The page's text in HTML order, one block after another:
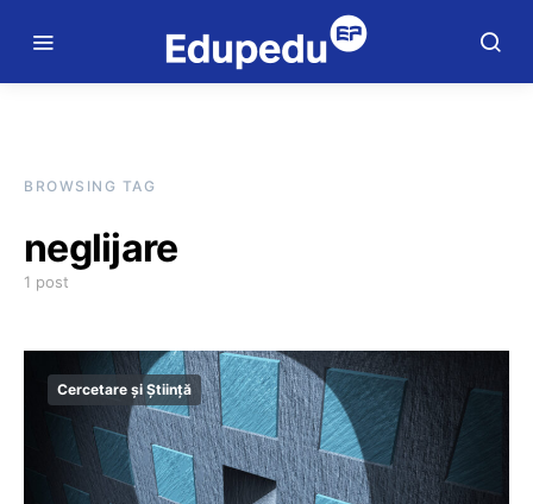
BROWSING TAG
neglijare
1 post
Cercetare și Știință